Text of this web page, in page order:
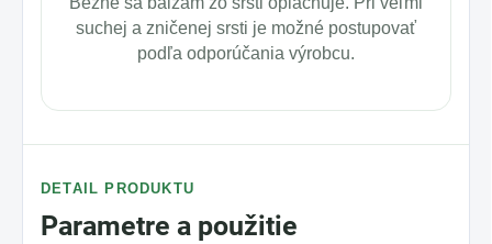
suchej a zničenej srsti je možné postupovať
podľa odporúčania výrobcu.
DETAIL PRODUKTU
Parametre a použitie